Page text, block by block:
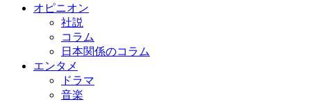
オピニオン
社説
コラム
日本関係のコラム
エンタメ
ドラマ
音楽